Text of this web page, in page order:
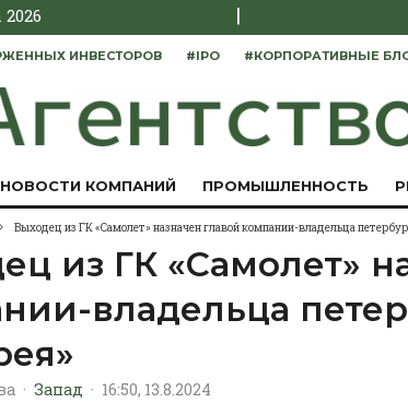
2026 |
ИНВЕСТОРОВ #IPO #КОРПОРАТИВНЫЕ
НОВОСТИ КОМПАНИЙ ПРОМЫШЛЕННОСТЬ
Выходец из ГК «Самолет» назначен главой компании-владельца
из ГК «Самолет»
владельца
· Запад · 16:50, 13.8.2024